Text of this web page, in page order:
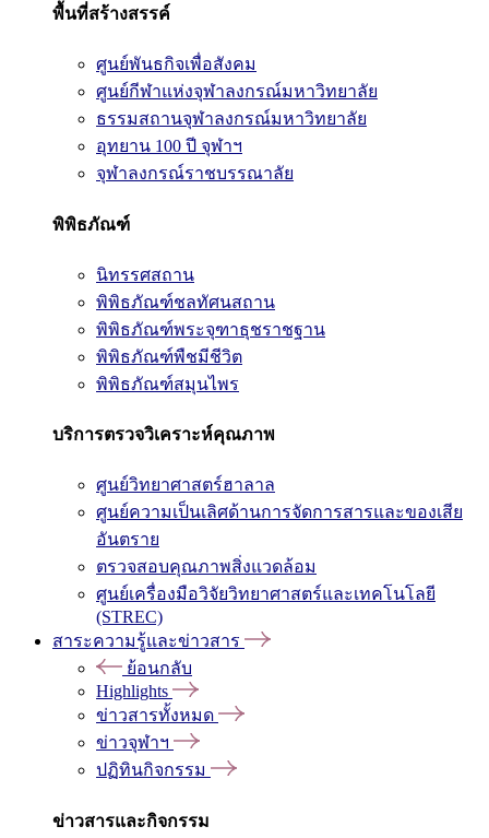
พื้นที่สร้างสรรค์
ศูนย์พันธกิจเพื่อสังคม
ศูนย์กีฬาแห่งจุฬาลงกรณ์มหาวิทยาลัย
ธรรมสถานจุฬาลงกรณ์มหาวิทยาลัย
อุทยาน 100 ปี จุฬาฯ
จุฬาลงกรณ์ราชบรรณาลัย
พิพิธภัณฑ์
นิทรรศสถาน
พิพิธภัณฑ์ชลทัศนสถาน
พิพิธภัณฑ์พระจุฑาธุชราชฐาน
พิพิธภัณฑ์พืชมีชีวิต
พิพิธภัณฑ์สมุนไพร
บริการตรวจวิเคราะห์คุณภาพ
ศูนย์วิทยาศาสตร์ฮาลาล
ศูนย์ความเป็นเลิศด้านการจัดการสารและของเสีย
อันตราย
ตรวจสอบคุณภาพสิ่งแวดล้อม
ศูนย์เครื่องมือวิจัยวิทยาศาสตร์และเทคโนโลยี
(STREC)
สาระความรู้และข่าวสาร
ย้อนกลับ
Highlights
ข่าวสารทั้งหมด
ข่าวจุฬาฯ
ปฏิทินกิจกรรม
ข่าวสารและกิจกรรม